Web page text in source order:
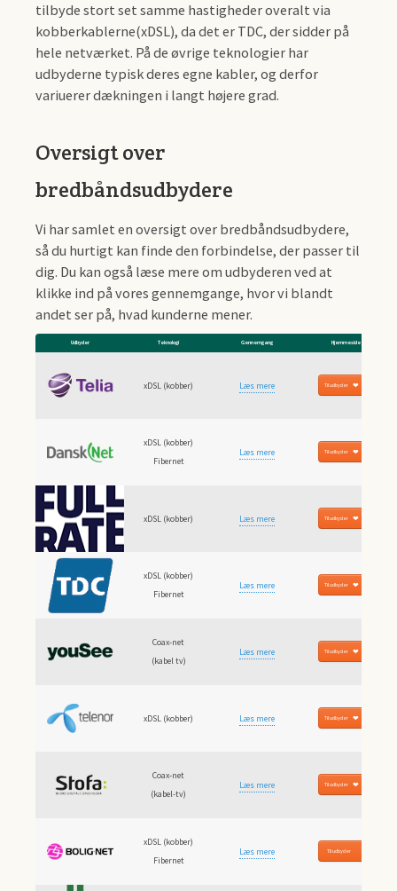
tilbyde stort set samme hastigheder overalt via
kobberkablerne(xDSL), da det er TDC, der sidder på
hele netværket. På de øvrige teknologier har
udbyderne typisk deres egne kabler, og derfor
variuerer dækningen i langt højere grad.
Oversigt over
bredbåndsudbydere
Vi har samlet en oversigt over bredbåndsudbydere,
så du hurtigt kan finde den forbindelse, der passer til
dig. Du kan også læse mere om udbyderen ved at
klikke ind på vores gennemgange, hvor vi blandt
andet ser på, hvad kunderne mener.
Udbyder Teknologi Gennemgang Hjemmeside
xDSL (kobber) Læs mere Til udbyder
xDSL (kobber)
Fibernet
Læs mere Til udbyder
xDSL (kobber) Læs mere Til udbyder
xDSL (kobber)
Fibernet
Læs mere Til udbyder
Coax-net
(kabel tv)
Læs mere Til udbyder
xDSL (kobber) Læs mere Til udbyder
Coax-net
(kabel-tv)
Læs mere Til udbyder
xDSL (kobber)
Fibernet
Læs mere Til udbyder